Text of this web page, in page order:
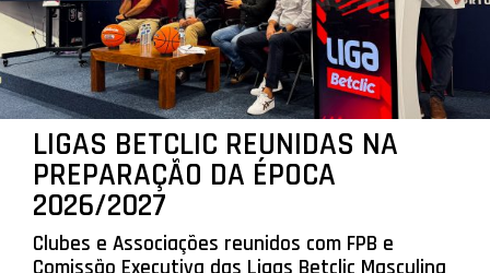
LIGAS BETCLIC REUNIDAS NA
PREPARAÇÃO DA ÉPOCA
2026/2027
Clubes e Associações reunidos com FPB e